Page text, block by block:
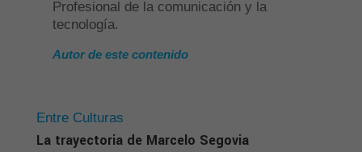
Profesional de la comunicación y la
tecnología.
Autor de este contenido
Entre Culturas
La trayectoria de Marcelo Segovia